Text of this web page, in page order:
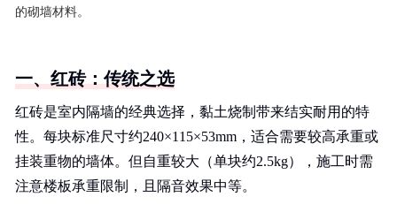
的砌墙材料。
一、红砖：传统之选
红砖是室内隔墙的经典选择，黏土烧制带来结实耐用的特
性。每块标准尺寸约240×115×53mm，适合需要较高承重或
挂装重物的墙体。但自重较大（单块约2.5kg），施工时需
注意楼板承重限制，且隔音效果中等。